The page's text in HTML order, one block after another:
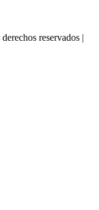
reservados |